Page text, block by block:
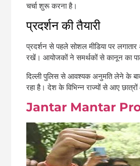
चर्चा शुरू करना है।
प्रदर्शन की तैयारी
प्रदर्शन से पहले सोशल मीडिया पर
रखें। आयोजकों ने समर्थकों से कानून का
दिल्ली पुलिस से आवश्यक अनुमति लेने के
रहा है। देश के विभिन्न राज्यों से आए
Jantar Mantar